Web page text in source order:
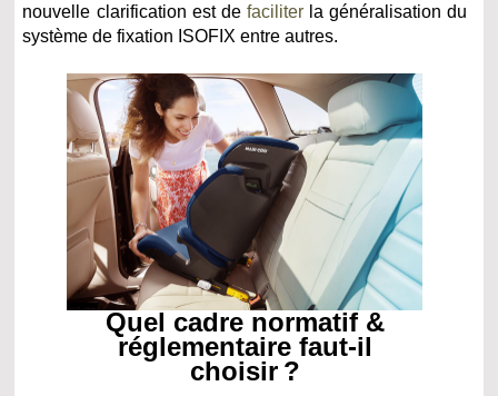
nouvelle clarification est defaciliter la généralisation du
système de fixation ISOFIX entre autres.
Quel cadre normatif &
réglementaire faut-il
choisir ?